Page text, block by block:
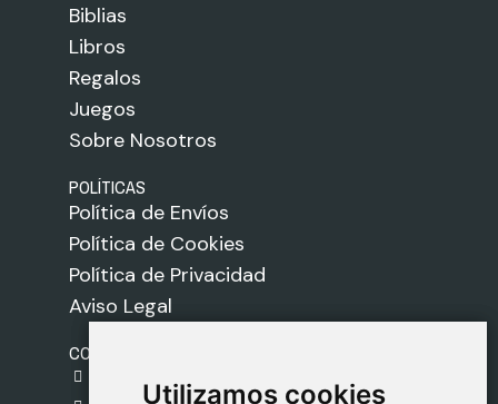
Utilizamos cookies
Utilizamos cookies
Biblias
Libros
Regalos
Juegos
Sobre Nosotros
POLÍTICAS
Política de Envíos
Política de Cookies
Política de Privacidad
Aviso Legal
CONTACTO